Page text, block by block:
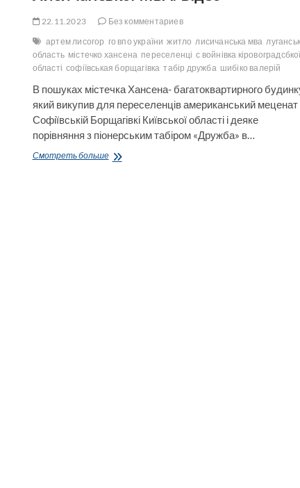
22.11.2023
Без комментариев
артем лисогор го впо україни житло лисичанська мва
область містечко хансена переселенці с войнівка
області софіївськая борщагівка табір дружба шибіко валерій
В пошуках містечка Хансена- багатоквартирного
який викупив для переселенців американський меценат
Софіївській Борщагівкі Київської області і деяке
порівняння з піонерським табіром «Дружба» в…
Смотреть большеМістечко